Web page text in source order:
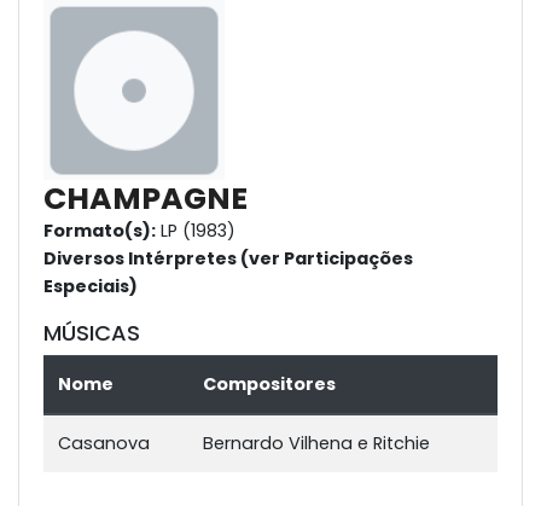
CHAMPAGNE
Formato(s): LP (1983)
Diversos Intérpretes (ver Participações
Especiais)
MÚSICAS
Nome Compositores
Casanova Bernardo Vilhena e Ritchie